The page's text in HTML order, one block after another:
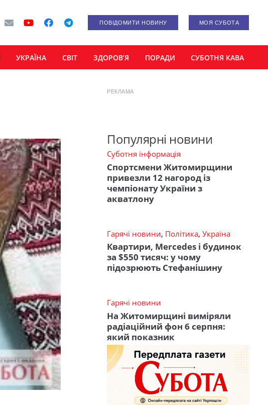
ПОВІДОМИТИ НОВИНУ МОЯ СУБОТА
УКРАЇНА СВІТ ЗДОРОВ’Я ПОРАДИ СУБОТНЯ КАВА
РЕКЛАМА
Популярні новини
Суботня інформація
Спортсмени Житомирщини
привезли 12 нагород із
чемпіонату України з
акватлону
Гарячі новини, Політика, Україна
Квартири, Mercedes і будинок
за $550 тисяч: у чому
підозрюють Стефанішину
Гарячі новини
На Житомирщині виміряли
радіаційний фон 6 серпня:
який показник